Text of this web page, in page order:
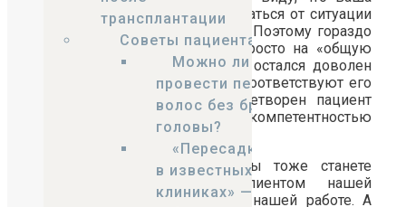
ситуация может в корне отличаться от ситуации
пациента, оставившего отзыв. Поэтому гораздо
важнее обратить внимание просто на «общую
картину» — насколько клиент остался доволен
результатами, насколько они соответствуют его
ожиданиям, насколько удовлетворен пациент
отношением персонала и компетентностью
Мы также надеемся, что вы тоже станете
очередным довольным клиентом нашей
клиники и оставите отзыв о нашей работе. А
трансплантации
Советы пациентам
Можно ли
провести пересадку
волос без бритья
головы?
«Пересадка волос
в известных
клиниках» — а стоит